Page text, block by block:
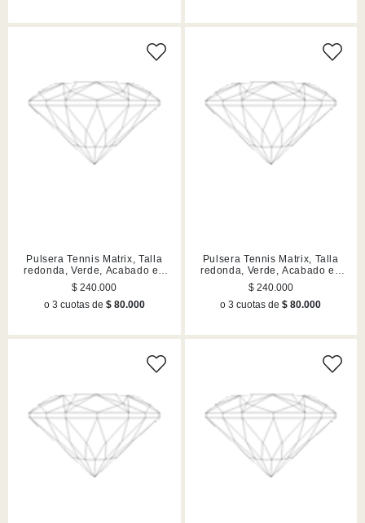
Pulsera Tennis Matrix, Talla
redonda, Verde, Acabado en
rutenio
$ 240.000
o 3 cuotas de $ 80.000
Pulsera Tennis Matrix, Talla
redonda, Verde, Acabado en
rutenio
$ 240.000
o 3 cuotas de$ 80.000